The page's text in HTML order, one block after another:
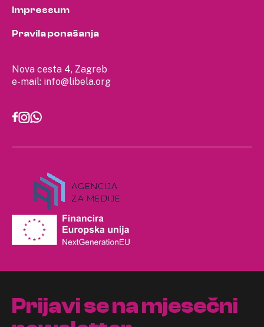
Nova cesta 4, Zagreb
e-mail: info@libela.org
Impressum
Pravila ponašanja
Prijavi se na mjesečni